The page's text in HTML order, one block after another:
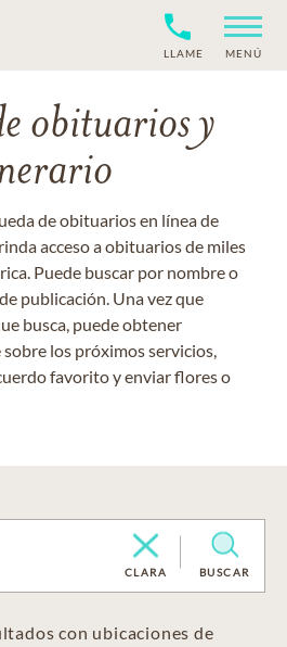
LLAME MENÚ
obituarios y
de obituarios en línea de
acceso a obituarios de miles
Puede buscar por nombre o
publicación. Una vez que
busca, puede obtener
los próximos servicios,
favorito y enviar flores o
CLARA BUSCAR
con ubicaciones de